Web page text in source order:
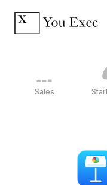
Sales